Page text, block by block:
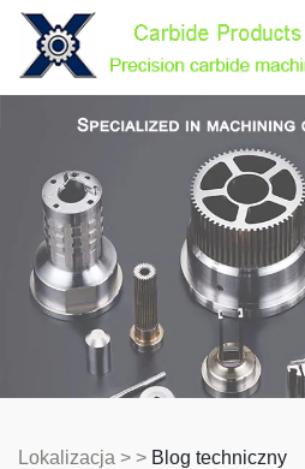
Lokalizacja > > Blog techniczny